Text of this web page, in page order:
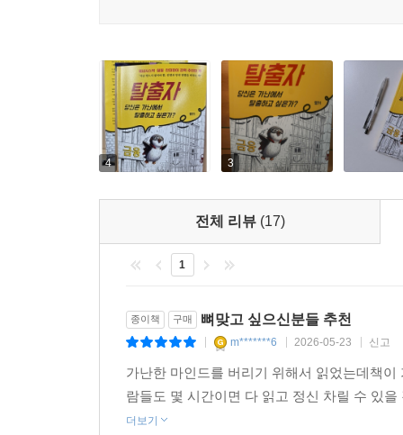
4 3
전체 리뷰 (17)
1
종이책 구매 뼈맞고 싶으신분들 추천
m*******6 2026-05-23 신고
가난한 마인드를 버리기 위해서 읽었는데책
람들도 몇 시간이면 다 읽고 정신 차릴 수 있
더보기